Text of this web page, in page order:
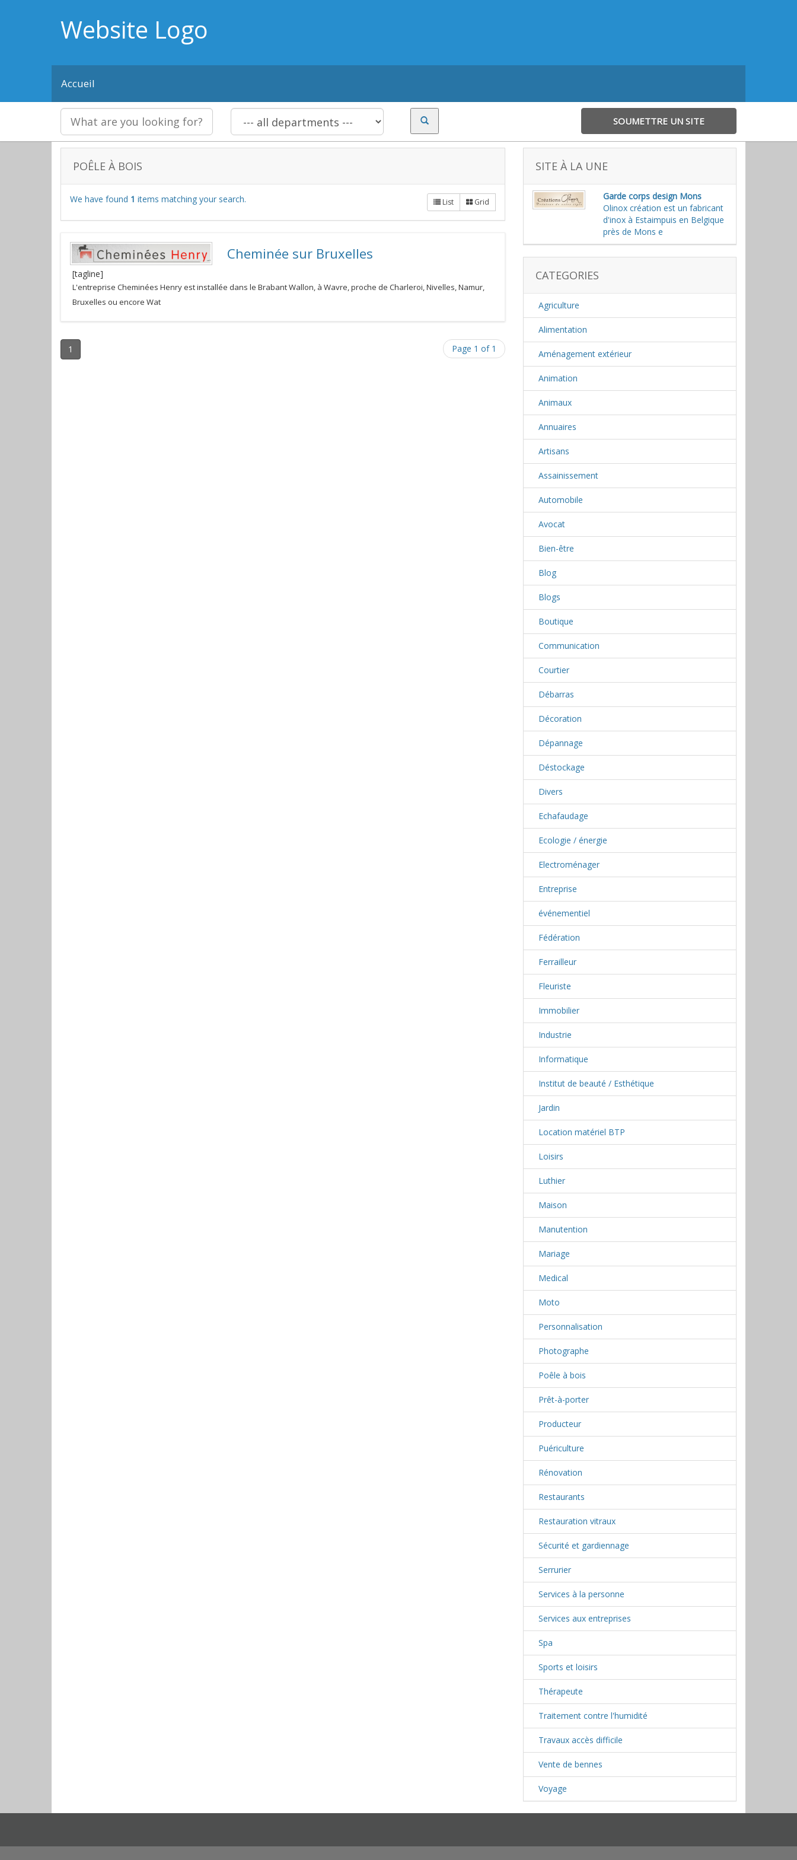
Website Logo
Accueil
SOUMETTRE UN SITE
POÊLE À BOIS
List Grid
We have found 1 items matching your search.
Cheminée sur Bruxelles
[tagline]
L'entreprise Cheminées Henry est installée dans le Brabant Wallon, à Wavre, proche de Charleroi, Nivelles, Namur,
Bruxelles ou encore Wat
1 Page 1 of 1
SITE À LA UNE
Garde corps design Mons
Olinox création est un fabricant
d'inox à Estaimpuis en Belgique
près de Mons e
CATEGORIES
Agriculture
Alimentation
Aménagement extérieur
Animation
Animaux
Annuaires
Artisans
Assainissement
Automobile
Avocat
Bien-être
Blog
Blogs
Boutique
Communication
Courtier
Débarras
Décoration
Dépannage
Déstockage
Divers
Echafaudage
Ecologie / énergie
Electroménager
Entreprise
événementiel
Fédération
Ferrailleur
Fleuriste
Immobilier
Industrie
Informatique
Institut de beauté / Esthétique
Jardin
Location matériel BTP
Loisirs
Luthier
Maison
Manutention
Mariage
Medical
Moto
Personnalisation
Photographe
Poêle à bois
Prêt-à-porter
Producteur
Puériculture
Rénovation
Restaurants
Restauration vitraux
Sécurité et gardiennage
Serrurier
Services à la personne
Services aux entreprises
Spa
Sports et loisirs
Thérapeute
Traitement contre l'humidité
Travaux accès difficile
Vente de bennes
Voyage